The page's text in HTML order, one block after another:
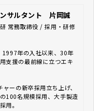
サルタント 片岡誠
常務取締役 / 採用・研修
1997年の入社以来、30年
支援の最前線に立つエキ
ーの新卒採用立ち上げ、
100名規模採用、大手製造
用。